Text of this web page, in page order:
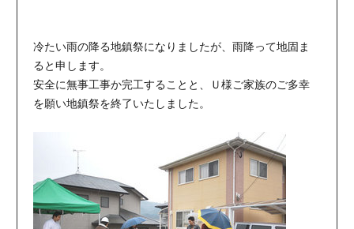
冷たい雨の降る地鎮祭になりましたが、雨降って地固ま
ると申します。
安全に無事工事か完工することと、Ｕ様ご家族のご多幸
を願い地鎮祭を終了いたしました。